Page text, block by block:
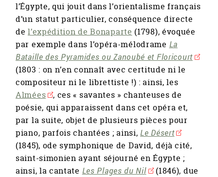
l’Égypte, qui jouit dans l’orientalisme français
d’un statut particulier, conséquence directe
del’expédition de Bonaparte (1798), évoquée
par exemple dans l’opéra-mélodrame La
Bataille des Pyramides ou Zanoubé et Floricourt
(1803 : on n’en connaît avec certitude ni le
compositeur ni le librettiste !) : ainsi, les
Almées
, ces « savantes » chanteuses de
poésie, qui apparaissent dans cet opéra et,
par la suite, objet de plusieurs pièces pour
piano, parfois chantées ; ainsi,Le Désert
(1845), ode symphonique de David, déjà cité,
saint-simonien ayant séjourné en Égypte ;
ainsi, la cantate Les Plages du Nil
(1846), due